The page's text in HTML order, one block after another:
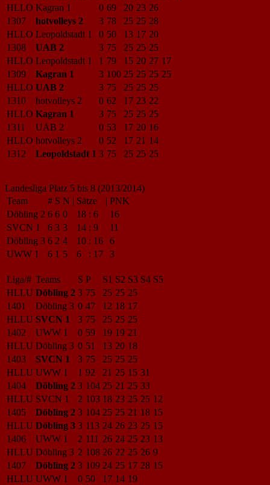
HLLO Kagran 1 0 69 20 23 26
1307
hotvolleys 2 3 78 25 25 28
HLLO Leopoldstadt 1 0 50 13 17 20
1308
UAB 2 3 75 25 25 25
HLLO Leopoldstadt 1 1 79 15 20 27 17
1309
Kagran 1 3 100 25 25 25 25
HLLO UAB 2 3 75 25 25 25
1310
hotvolleys 2 0 62 17 23 22
HLLO Kagran 1 3 75 25 25 25
1311
UAB 2 0 53 17 20 16
HLLO hotvolleys 2 0 52 17 21 14
1312
Leopoldstadt 1 3 75 25 25 25
Landesliga Platz 5 bis 8 (2013/2014)
Team
# S N | Sätze | PNK
Döbling 2 6 6 0 18 : 6
16
SVCN 1
6 3 3 14 : 9
11
Döbling 3 6 2 4 10 : 16
6
UWW 1
6 1 5 6 : 17 3
Liga/# Teams S P S1 S2 S3 S4 S5
HLLU Döbling 2 3 75 25 25 25
1401
Döbling 3 0 47 12 18 17
HLLU SVCN 1 3 75 25 25 25
1402
UWW 1 0 59 19 19 21
HLLU Döbling 3 0 51 13 20 18
1403
SVCN 1 3 75 25 25 25
HLLU UWW 1 1 92 21 25 15 31
1404
Döbling 2 3 104 25 21 25 33
HLLU SVCN 1 2 103 18 23 25 25 12
1405
Döbling 2 3 104 25 25 21 18 15
HLLU Döbling 3 3 113 24 26 23 25 15
1406
UWW 1 2 111 26 24 25 23 13
HLLU Döbling 3 2 108 26 22 25 26 9
1407
Döbling 2 3 109 24 25 17 28 15
HLLU UWW 1 0 50 17 14 19